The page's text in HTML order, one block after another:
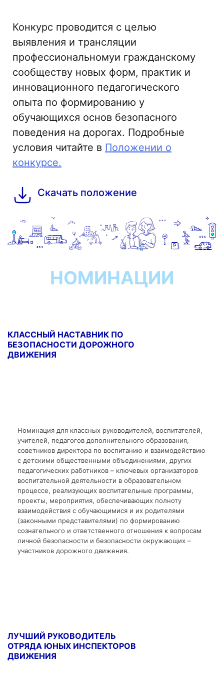
Конкурс проводится с целью
выявления и трансляции
профессиональномуи гражданскому
сообществу новых форм, практик и
инновационного педагогического
опыта по формированию у
обучающихся основ безопасного
поведения на дорогах. Подробные
условия читайте в Положении о
конкурсе.
Скачать положение
НОМИНАЦИИ
КЛАССНЫЙ НАСТАВНИК ПО
БЕЗОПАСНОСТИ ДОРОЖНОГО
ДВИЖЕНИЯ
Номинация для классных руководителей, воспитателей,
учителей, педагогов дополнительного образования,
советников директора по воспитанию и взаимодействию
с детскими общественными объединениями, других
педагогических работников – ключевых организаторов
воспитательной деятельности в образовательном
процессе, реализующих воспитательные программы,
проекты, мероприятия, обеспечивающих полноту
взаимодействия с обучающимися и их родителями
(законными представителями) по формированию
сознательного и ответственного отношения к вопросам
личной безопасности и безопасности окружающих –
участников дорожного движения.
ЛУЧШИЙ РУКОВОДИТЕЛЬ
ОТРЯДА ЮНЫХ ИНСПЕКТОРОВ
ДВИЖЕНИЯ